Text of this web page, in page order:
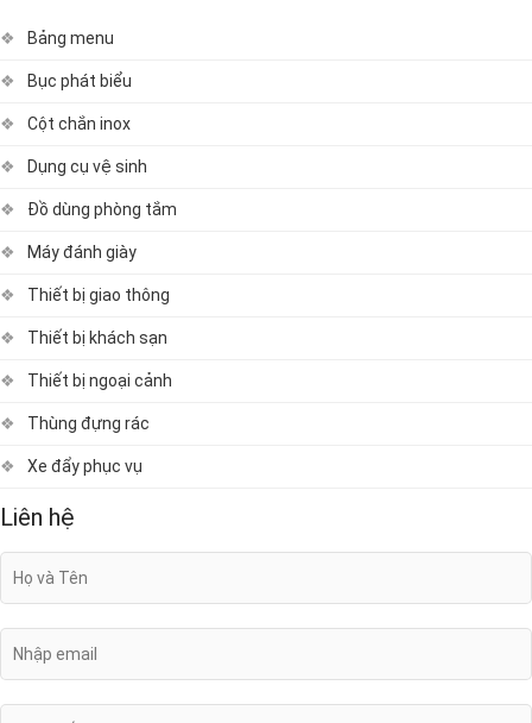
Bảng menu
Bục phát biểu
Cột chắn inox
Dụng cụ vệ sinh
Đồ dùng phòng tắm
Máy đánh giày
Thiết bị giao thông
Thiết bị khách sạn
Thiết bị ngoại cảnh
Thùng đựng rác
Xe đẩy phục vụ
Liên hệ